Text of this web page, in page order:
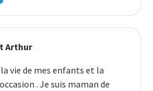
Arthur
vie de mes enfants et la
. Je suis maman de